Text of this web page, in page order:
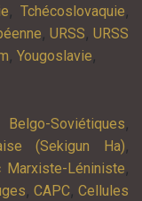
, Tchécoslovaquie,
, URSS,URSS
, Yougoslavie,
Soviétiques,
(Sekigun Ha),
Marxiste-Léniniste,
, CAPC,Cellules